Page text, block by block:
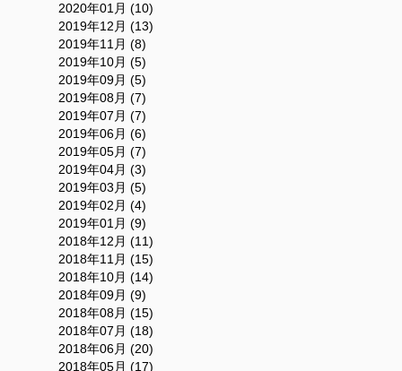
2020年01月 (10)
2019年12月 (13)
2019年11月 (8)
2019年10月 (5)
2019年09月 (5)
2019年08月 (7)
2019年07月 (7)
2019年06月 (6)
2019年05月 (7)
2019年04月 (3)
2019年03月 (5)
2019年02月 (4)
2019年01月 (9)
2018年12月 (11)
2018年11月 (15)
2018年10月 (14)
2018年09月 (9)
2018年08月 (15)
2018年07月 (18)
2018年06月 (20)
2018年05月 (17)